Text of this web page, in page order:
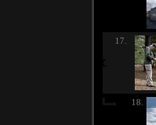
17.
18.